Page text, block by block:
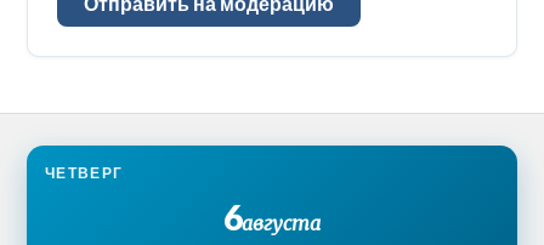
ЧЕТВЕРГ
6августа